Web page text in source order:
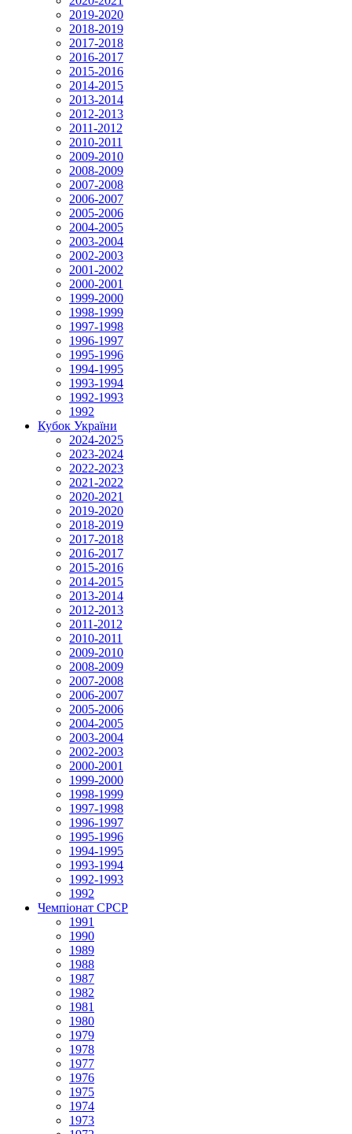
2019-2020
2018-2019
2017-2018
2016-2017
2015-2016
2014-2015
2013-2014
2012-2013
2011-2012
2010-2011
2009-2010
2008-2009
2007-2008
2006-2007
2005-2006
2004-2005
2003-2004
2002-2003
2001-2002
2000-2001
1999-2000
1998-1999
1997-1998
1996-1997
1995-1996
1994-1995
1993-1994
1992-1993
1992
Кубок України
2024-2025
2023-2024
2022-2023
2021-2022
2020-2021
2019-2020
2018-2019
2017-2018
2016-2017
2015-2016
2014-2015
2013-2014
2012-2013
2011-2012
2010-2011
2009-2010
2008-2009
2007-2008
2006-2007
2005-2006
2004-2005
2003-2004
2002-2003
2000-2001
1999-2000
1998-1999
1997-1998
1996-1997
1995-1996
1994-1995
1993-1994
1992-1993
1992
Чемпіонат СРСР
1991
1990
1989
1988
1987
1982
1981
1980
1979
1978
1977
1976
1975
1974
1973